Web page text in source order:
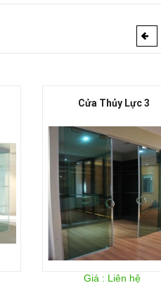
Cửa Thủy Lực 3
Giá : Liên hệ